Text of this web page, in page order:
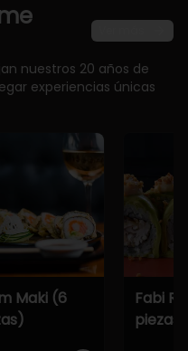
nuestros 20 años de
experiencias únicas
Maki (6
Fabi
piezas)